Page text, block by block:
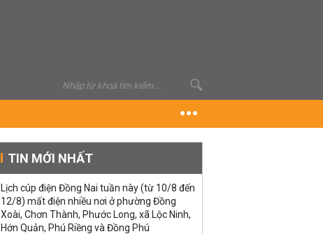
TIN MỚI NHẤT
Lịch cúp điện Đồng Nai tuần này (từ 10/8 đến
12/8) mất điện nhiều nơi ở phường Đồng
Xoài, Chơn Thành, Phước Long, xã Lộc Ninh,
Hớn Quản, Phú Riềng và Đồng Phú